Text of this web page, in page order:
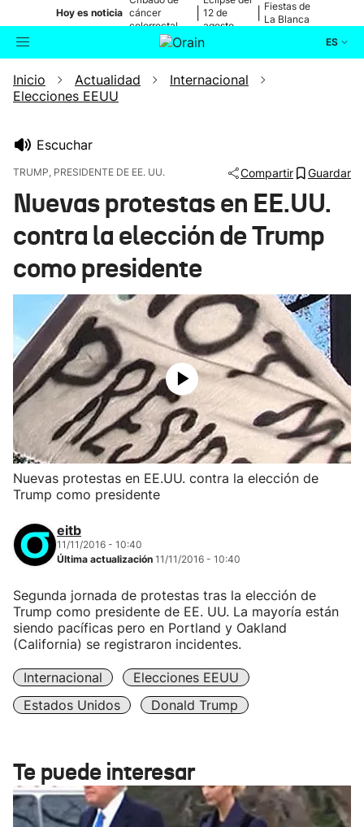
Hoy es noticia cáncer
colorrectal
12 de
agosto
Fiestas de
La Blanca
ES
Buscador Actualidad
Cultura
Ikusmiran
Eguraldia
Inicio Actualidad
Internacional
Elecciones EEUU
Escuchar
TRUMP, PRESIDENTE DE EE. UU. Compartir Guardar
Nuevas protestas en EE.UU.
contra la elección de Trump
como presidente
Nuevas protestas en EE.UU. contra la elección de
Trump como presidente
eitb
11/11/2016 - 10:40
Última actualización 11/11/2016 - 10:40
Segunda jornada de protestas tras la elección de
Trump como presidente de EE. UU. La mayoría están
siendo pacíficas pero en Portland y Oakland
(California) se registraron incidentes.
Internacional
Elecciones EEUU
Estados Unidos
Donald Trump
Te puede interesar